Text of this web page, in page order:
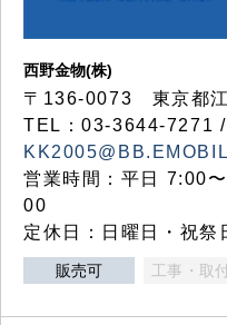
西野金物(株)
〒136-0073 東京都
TEL：03‐3644‐7271
営業時間：平日 7:00
00
定休日：日曜日・祝祭
販売可 工事・取